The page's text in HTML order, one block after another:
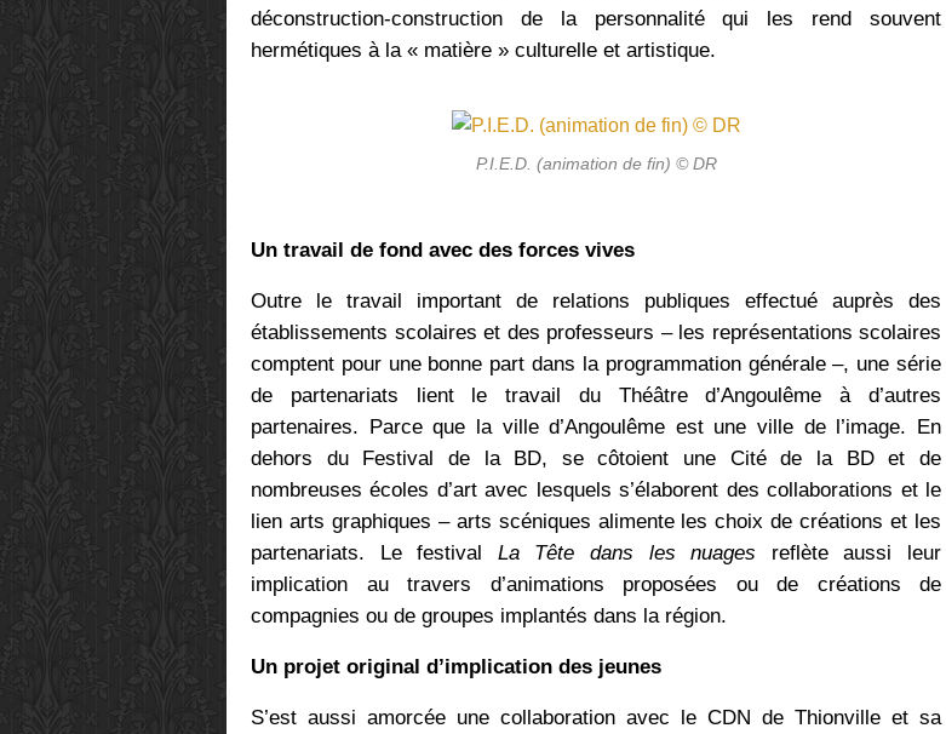
déconstruction-construction de la personnalité qui les rend souvent
hermétiques à la « matière » culturelle et artistique.
P.I.E.D. (animation de fin) © DR
Un travail de fond avec des forces vives
Outre le travail important de relations publiques effectué auprès des
établissements scolaires et des professeurs – les représentations scolaires
comptent pour une bonne part dans la programmation générale –, une série
de partenariats lient le travail du Théâtre d’Angoulême à d’autres
partenaires. Parce que la ville d’Angoulême est une ville de l’image. En
dehors du Festival de la BD, se côtoient une Cité de la BD et de
nombreuses écoles d’art avec lesquels s’élaborent des collaborations et le
lien arts graphiques – arts scéniques alimente les choix de créations et les
partenariats. Le festival La Tête dans les nuages reflète aussi leur
implication au travers d’animations proposées ou de créations de
compagnies ou de groupes implantés dans la région.
Un projet original d’implication des jeunes
S’est aussi amorcée une collaboration avec le CDN de Thionville et sa